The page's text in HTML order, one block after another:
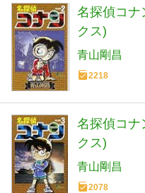
名探偵コナ
クス)
青山剛昌
2218
名探偵コナ
クス)
青山剛昌
2078